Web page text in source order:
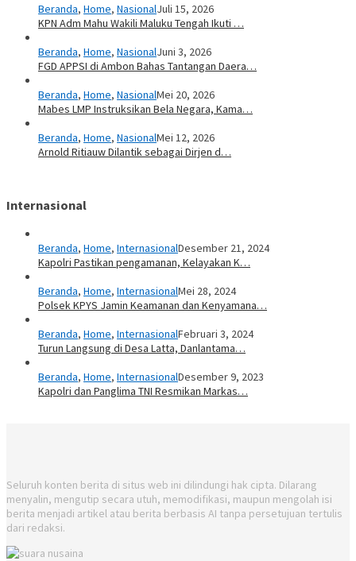
Beranda, Home, NasionalJuli 15, 2026
KPN Adm Mahu Wakili Maluku Tengah Ikuti …
Beranda, Home, NasionalJuni 3, 2026
FGD APPSI di Ambon Bahas Tantangan Daera…
Beranda, Home, NasionalMei 20, 2026
Mabes LMP Instruksikan Bela Negara, Kama…
Beranda, Home, NasionalMei 12, 2026
Arnold Ritiauw Dilantik sebagai Dirjen d…
Internasional
Beranda, Home, InternasionalDesember 21, 2024
Kapolri Pastikan pengamanan, Kelayakan K…
Beranda, Home, InternasionalMei 28, 2024
Polsek KPYS Jamin Keamanan dan Kenyamana…
Beranda, Home, InternasionalFebruari 3, 2024
Turun Langsung di Desa Latta, Danlantama…
Beranda, Home, InternasionalDesember 9, 2023
Kapolri dan Panglima TNI Resmikan Markas…
Seluruh konten berita di situs web ini dilindungi hak cipta. Dilarang
menyalin, mengutip secara utuh, memodifikasi, maupun mengolah isi
berita menjadi artikel atau berita berbasis AI tanpa persetujuan tertulis
dari redaksi.